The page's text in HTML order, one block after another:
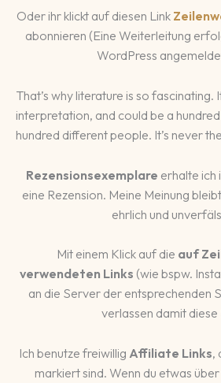
Oder ihr klickt auf diesen Link
abonnieren (Eine Weiterleitung
WordPress
That’s why literature is so fascinating.
interpretation, and could be a
hundred different people. It’s never
Rezensionsexemplare erhalte ich
eine Rezension. Meine Meinung
ehrlich und
Mit einem Klick auf die auf
verwendeten Links (wie bspw.
an die Server der entsprechenden
verlassen damit diese
Ich benutze freiwillig Affiliate Links,
markiert sind. Wenn du etwas